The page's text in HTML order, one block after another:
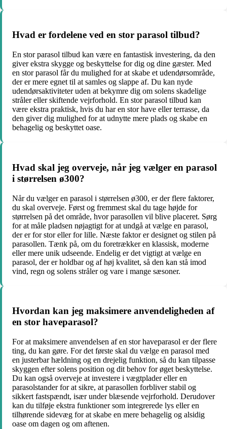
Hvad er fordelene ved en stor parasol tilbud?
En stor parasol tilbud kan være en fantastisk investering, da den
giver ekstra skygge og beskyttelse for dig og dine gæster. Med
en stor parasol får du mulighed for at skabe et udendørsområde,
der er mere egnet til at samles og slappe af. Du kan nyde
udendørsaktiviteter uden at bekymre dig om solens skadelige
stråler eller skiftende vejrforhold. En stor parasol tilbud kan
være ekstra praktisk, hvis du har en stor have eller terrasse, da
den giver dig mulighed for at udnytte mere plads og skabe en
behagelig og beskyttet oase.
Hvad skal jeg overveje, når jeg vælger en parasol
i størrelsen ø300?
Når du vælger en parasol i størrelsen ø300, er der flere faktorer,
du skal overveje. Først og fremmest skal du tage højde for
størrelsen på det område, hvor parasollen vil blive placeret. Sørg
for at måle pladsen nøjagtigt for at undgå at vælge en parasol,
der er for stor eller for lille. Næste faktor er designet og stilen på
parasollen. Tænk på, om du foretrækker en klassisk, moderne
eller mere unik udseende. Endelig er det vigtigt at vælge en
parasol, der er holdbar og af høj kvalitet, så den kan stå imod
vind, regn og solens stråler og vare i mange sæsoner.
Hvordan kan jeg maksimere anvendeligheden af
en stor haveparasol?
For at maksimere anvendelsen af en stor haveparasol er der flere
ting, du kan gøre. For det første skal du vælge en parasol med
en justerbar hældning og en drejelig funktion, så du kan tilpasse
skyggen efter solens position og dit behov for øget beskyttelse.
Du kan også overveje at investere i vægtplader eller en
parasolstander for at sikre, at parasollen forbliver stabil og
sikkert fastspændt, især under blæsende vejrforhold. Derudover
kan du tilføje ekstra funktioner som integrerede lys eller en
tilhørende sidevæg for at skabe en mere behagelig og alsidig
oase om dagen og om aftenen.